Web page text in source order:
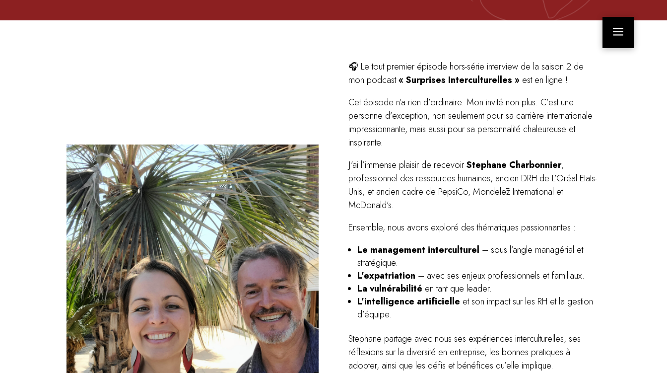
a
🎧 Le tout premier épisode hors-série interview de la saison 2 de
mon podcast« Surprises Interculturelles » est en ligne !
Cet épisode n’a rien d’ordinaire. Mon invité non plus. C’est une
personne d’exception, non seulement pour sa carrière internationale
impressionnante, mais aussi pour sa personnalité chaleureuse et
inspirante.
J’ai l’immense plaisir de recevoirStephane Charbonnier,
professionnel des ressources humaines, ancien DRH de L’Oréal Etats-
Unis, et ancien cadre de PepsiCo, Mondelēz International et
McDonald’s.
Ensemble, nous avons exploré des thématiques passionnantes :
Le management interculturel – sous l’angle managérial et
stratégique.
L’expatriation – avec ses enjeux professionnels et familiaux.
La vulnérabilité en tant que leader.
L’intelligence artificielle et son impact sur les RH et la gestion
d’équipe.
Stephane partage avec nous ses expériences interculturelles, ses
réflexions sur la diversité en entreprise, les bonnes pratiques à
adopter, ainsi que les défis et bénéfices qu’elle implique.